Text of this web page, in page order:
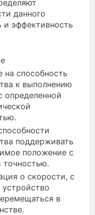
данного
и эффективность
на способность
к выполнению
определенной
поддерживать
положение с
точностью.
о скорости, с
в